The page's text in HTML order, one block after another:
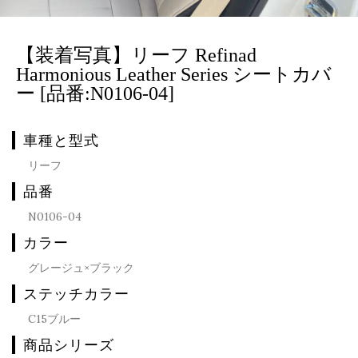
【装着写真】リーフ Refinad
Harmonious Leather Series シートカバ
ー [品番:N0106-04]
車種と型式
リーフ
品番
N0106-04
カラー
グレージュ×ブラック
ステッチカラー
C15ブルー
商品シリーズ